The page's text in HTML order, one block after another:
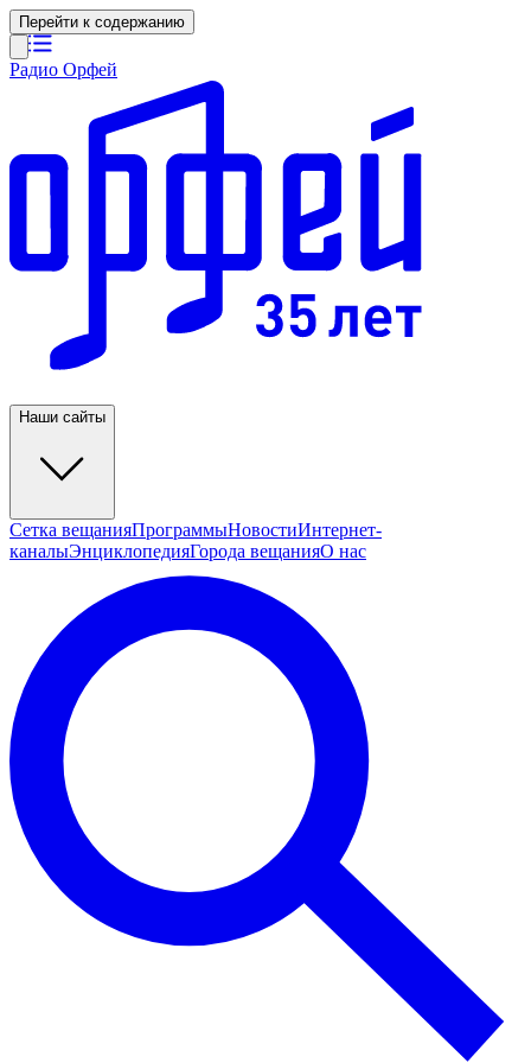
Перейти к содержанию
Радио Орфей
Наши сайты
Сетка вещанияПрограммыНовостиИнтернет-
каналыЭнциклопедияГорода вещанияО нас